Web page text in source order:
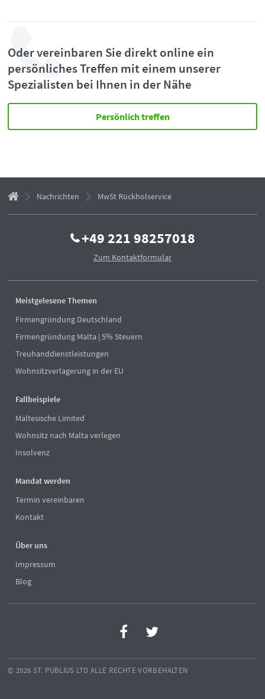
Oder vereinbaren Sie direkt online ein
persönliches Treffen mit einem unserer
Spezialisten bei Ihnen in der Nähe
Persönlich treffen
Nachrichten MwSt Rückholservice
+49 221 98257018
Zum Kontaktformular
Meistgelesene Themen
Firmengründung Deutschland
Firmengründung Malta | 5% Steuern
Treuhanddienstleistungen
Wohnsitzverlagerung in der EU
Fallbeispiele
Maltesische Limited
Wohnsitz nach Malta verlegen
Insolvenz
Mandat werden
Termin vereinbaren
Kontakt
Über uns
Impressum
Blog
© 2026 ST. PUBLIUS LTD ALLE RECHTE VORBEHALTEN